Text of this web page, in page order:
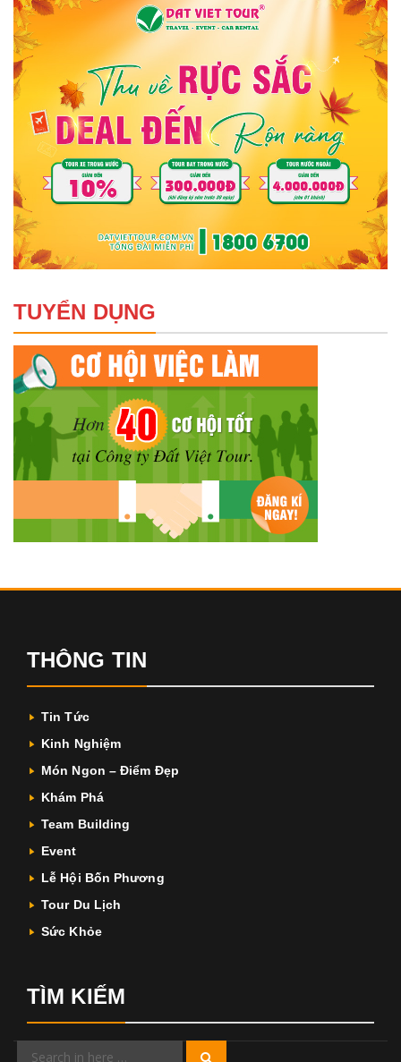
TUYỂN DỤNG
THÔNG TIN
Tin Tức
Kinh Nghiệm
Món Ngon – Điểm Đẹp
Khám Phá
Team Building
Event
Lễ Hội Bốn Phương
Tour Du Lịch
Sức Khỏe
TÌM KIẾM